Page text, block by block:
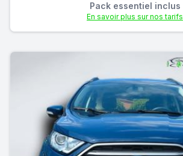
Pack essentiel inclus
En savoir plus sur nos tarifs